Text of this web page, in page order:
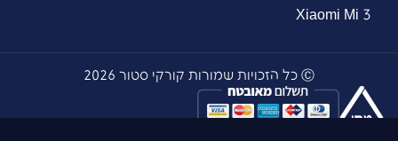
Xiaomi Mi 3
Ⓒ כל הזכויות שמורות קורקי סטור 2026